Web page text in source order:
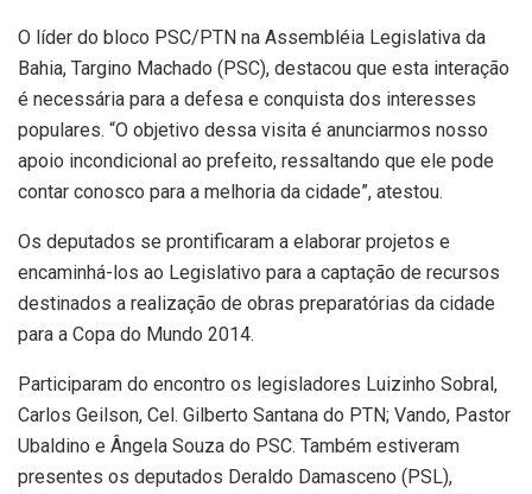
O líder do bloco PSC/PTN na Assembléia Legislativa da
Bahia, Targino Machado (PSC), destacou que esta interação
é necessária para a defesa e conquista dos interesses
populares. “O objetivo dessa visita é anunciarmos nosso
apoio incondicional ao prefeito, ressaltando que ele pode
contar conosco para a melhoria da cidade”, atestou.
Os deputados se prontificaram a elaborar projetos e
encaminhá-los ao Legislativo para a captação de recursos
destinados a realização de obras preparatórias da cidade
para a Copa do Mundo 2014.
Participaram do encontro os legisladores Luizinho Sobral,
Carlos Geilson, Cel. Gilberto Santana do PTN; Vando, Pastor
Ubaldino e Ângela Souza do PSC. Também estiveram
presentes os deputados Deraldo Damasceno (PSL),